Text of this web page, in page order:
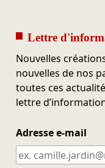
Lettre
Nouvelles
nouvelles de nos
toutes ces
lettre
Adresse e-mail